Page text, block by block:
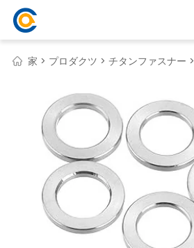
家 > プロダクツ > チタンファスナー >